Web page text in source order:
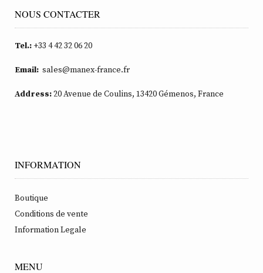
NOUS CONTACTER
Tel.:+33 4 42 32 06 20
Email: sales@manex-france.fr
Address:20 Avenue de Coulins, 13420 Gémenos, France
INFORMATION
Boutique
Conditions de vente
Information Legale
MENU